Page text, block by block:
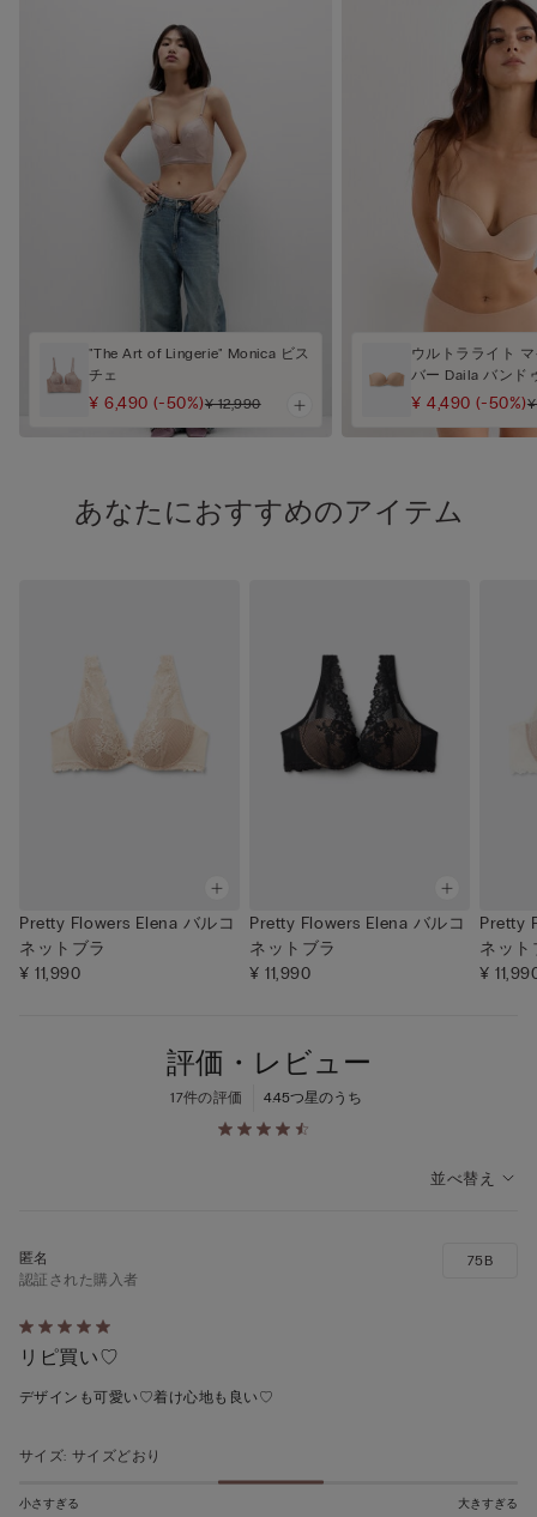
"The Art of Lingerie" Monica ビス
チェ
¥ 6,490(-50%)¥ 12,990
ウルトラライト
バー Daila バンド
¥ 4,490(-50%)
あなたにおすすめのアイテム
Pretty Flowers Elena バルコ
ネットブラ
¥ 11,990
Pretty Flowers Elena バルコ
ネットブラ
¥ 11,990
Pretty
ネット
¥
評価・レビュー
4.45つ星のうち
17件の評価
並べ替え
5
段
階
う
5
認証された購入者
リピ買い♡
デザインも可愛い♡着け心地も良い♡
75B
サイズ: サイズどおり
小さすぎる 大きすぎる